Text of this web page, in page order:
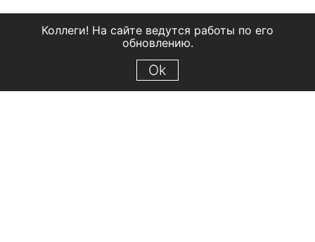
Коллеги! На сайте ведутся работы по его
обновлению.
Ok